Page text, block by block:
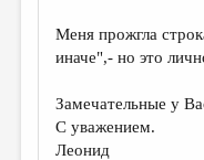
Меня прожгла
иначе",- но это
Замечательные у
С уважением.
Леонид